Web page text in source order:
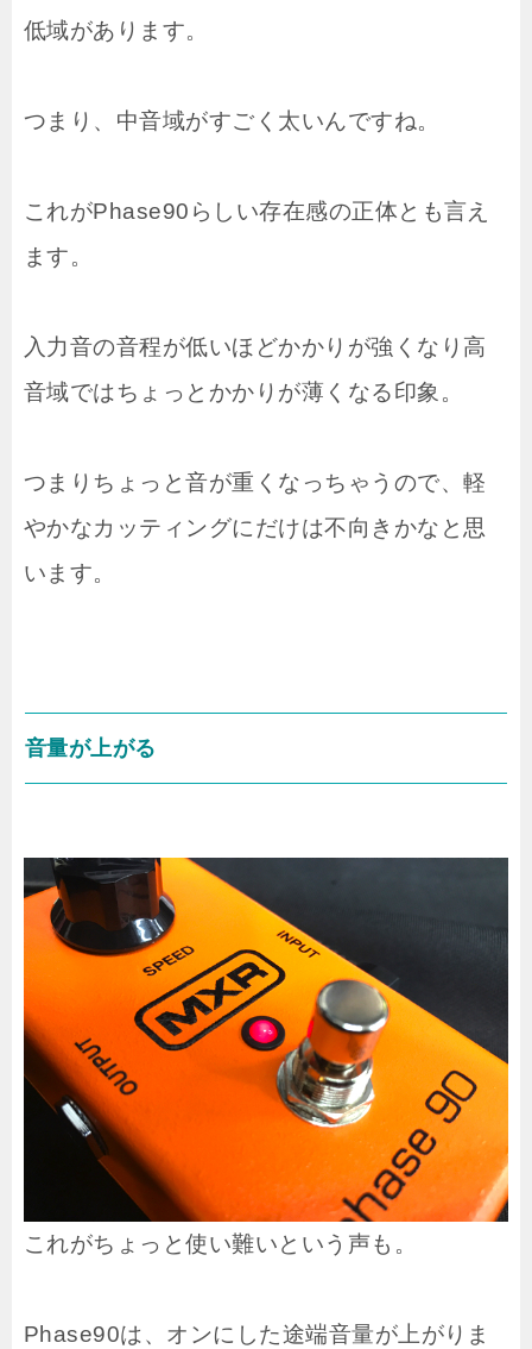
低域があります。
つまり、中音域がすごく太いんですね。
これがPhase90らしい存在感の正体とも言え
ます。
入力音の音程が低いほどかかりが強くなり高
音域ではちょっとかかりが薄くなる印象。
つまりちょっと音が重くなっちゃうので、軽
やかなカッティングにだけは不向きかなと思
います。
音量が上がる
これがちょっと使い難いという声も。
Phase90は、オンにした途端音量が上がりま